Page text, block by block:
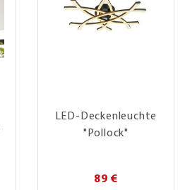
LED-Deckenleuchte
"Pollock"
89 €